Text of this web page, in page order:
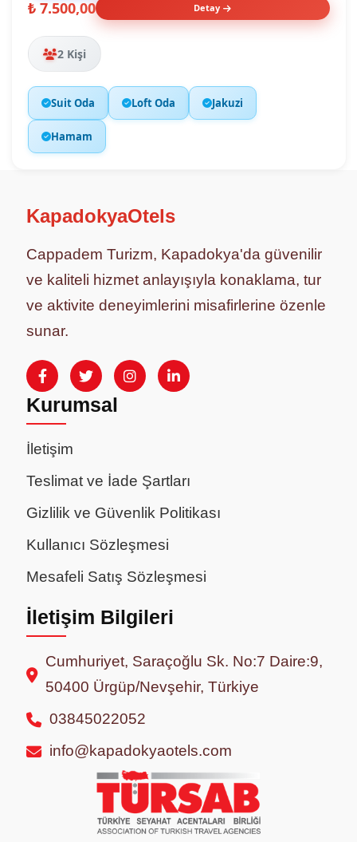
₺ 7.500,00 Detay
2 Kişi
Suit Oda Loft Oda Jakuzi
Hamam
KapadokyaOtels
Cappadem Turizm, Kapadokya'da güvenilir
ve kaliteli hizmet anlayışıyla konaklama, tur
ve aktivite deneyimlerini misafirlerine özenle
sunar.
Kurumsal
İletişim
Teslimat ve İade Şartları
Gizlilik ve Güvenlik Politikası
Kullanıcı Sözleşmesi
Mesafeli Satış Sözleşmesi
İletişim Bilgileri
Cumhuriyet, Saraçoğlu Sk. No:7 Daire:9,
50400 Ürgüp/Nevşehir, Türkiye
03845022052
info@kapadokyaotels.com